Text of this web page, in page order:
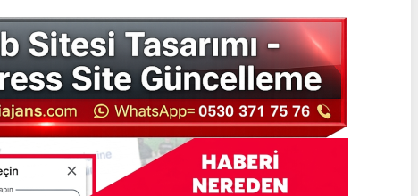
‘Depreme neden
olabilir’
keşfedildi